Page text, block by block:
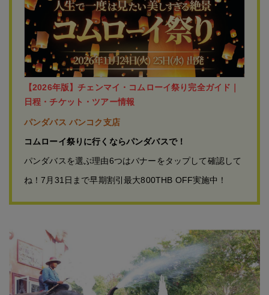
【2026年版】チェンマイ・コムローイ祭り完全ガイド｜
日程・チケット・ツアー情報
パンダバス バンコク支店
コムローイ祭りに行くならパンダバスで！
パンダバスを選ぶ理由6つはバナーをタップして確認して
ね！7月31日まで早期割引最大800THB OFF実施中！